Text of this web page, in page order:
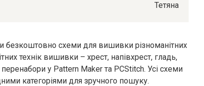
Тетяна
безкоштовно схеми для вишивки різноманітних
технік вишивки – хрест, напівхрест, гладь,
у Pattern Maker та PCStitch. Усі схеми
категоріями для зручного пошуку.